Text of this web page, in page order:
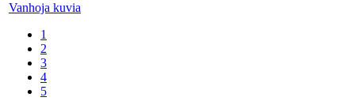
Vanhoja kuvia
1
2
3
4
5